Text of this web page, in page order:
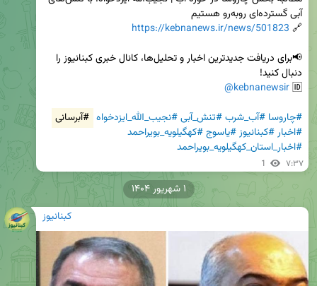
🔗
https://kebnanews.ir/news/501823
🆔
@kebnanewsir
#چاروسا #آب_شرب#تنش_آبی#نجیب_الله_ایزدخواه #آبرسانی
#اخبار#کبنانیوز#یاسوج#کهگیلویه_بویراحمد
#اخبار_استان_کهگیلویه_بویراحمد
1 ۷:۳۷
کبنانیوز
۱ شهریور ۱۴۰۴